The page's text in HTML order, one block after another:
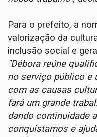
Para o prefeito, a
valorização da
inclusão social e
"Débora reúne
no serviço público e
com as causas
fará um grande
dando continuidade
conquistamos e